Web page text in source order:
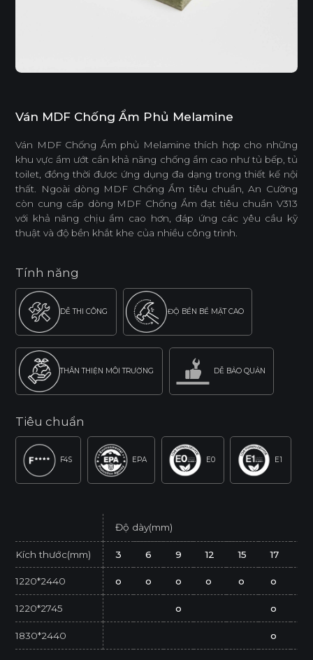
Ván MDF Chống Ẩm Phủ Melamine
Ván MDF Chống Ẩm phủ Melamine thích hợp cho những
khu vực ẩm ướt cần khả năng chống ẩm cao như tủ bếp, tủ
toilet, đồng thời được ứng dụng đa dạng trong thiết kế nội
thất. Ngoài dòng MDF Chống Ẩm tiêu chuẩn, An Cường
còn cung cấp dòng MDF Chống Ẩm đạt tiêu chuẩn V313
với khả năng chịu ẩm cao hơn, đáp ứng các yêu cầu kỹ
thuật và độ bền khắt khe của nhiều công trình.
Tính năng
DỄ THI CÔNG ĐỘ BỀN BỀ MẶT CAO
THÂN THIỆN MÔI TRƯỜNG DỄ BẢO QUẢN
Tiêu chuẩn
F4S EPA E0 E1
Độ dày(mm)
Kích thước(mm) 3 6 9 12 15 17
1220*2440 o o o o o o
1220*2745 o o
1830*2440 o